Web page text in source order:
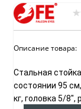
Описание товара:
Стальная
состоянии 95
кг, головка 5/